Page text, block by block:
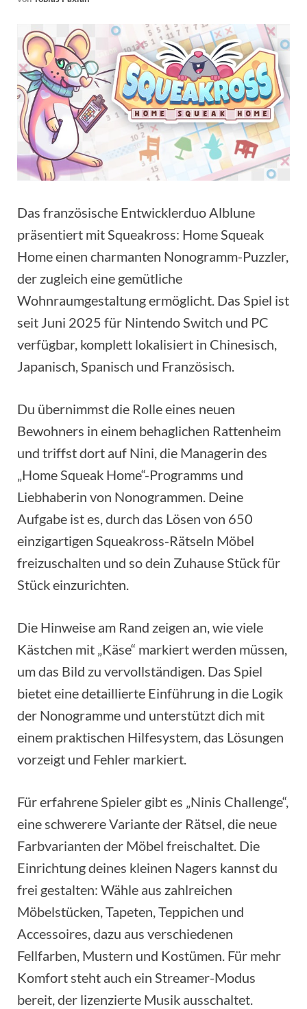
Das französische Entwicklerduo Alblune
präsentiert mit Squeakross: Home Squeak
Home einen charmanten Nonogramm-Puzzler,
der zugleich eine gemütliche
Wohnraumgestaltung ermöglicht. Das Spiel ist
seit Juni 2025 für Nintendo Switch und PC
verfügbar, komplett lokalisiert in Chinesisch,
Japanisch, Spanisch und Französisch.
Du übernimmst die Rolle eines neuen
Bewohners in einem behaglichen Rattenheim
und triffst dort auf Nini, die Managerin des
„Home Squeak Home“-Programms und
Liebhaberin von Nonogrammen. Deine
Aufgabe ist es, durch das Lösen von 650
einzigartigen Squeakross-Rätseln Möbel
freizuschalten und so dein Zuhause Stück für
Stück einzurichten.
Die Hinweise am Rand zeigen an, wie viele
Kästchen mit „Käse“ markiert werden müssen,
um das Bild zu vervollständigen. Das Spiel
bietet eine detaillierte Einführung in die Logik
der Nonogramme und unterstützt dich mit
einem praktischen Hilfesystem, das Lösungen
vorzeigt und Fehler markiert.
Für erfahrene Spieler gibt es „Ninis Challenge“,
eine schwerere Variante der Rätsel, die neue
Farbvarianten der Möbel freischaltet. Die
Einrichtung deines kleinen Nagers kannst du
frei gestalten: Wähle aus zahlreichen
Möbelstücken, Tapeten, Teppichen und
Accessoires, dazu aus verschiedenen
Fellfarben, Mustern und Kostümen. Für mehr
Komfort steht auch ein Streamer-Modus
bereit, der lizenzierte Musik ausschaltet.